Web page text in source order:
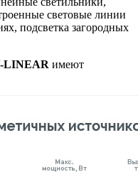
световые линии
подсветка загородных
LINEAR имеют